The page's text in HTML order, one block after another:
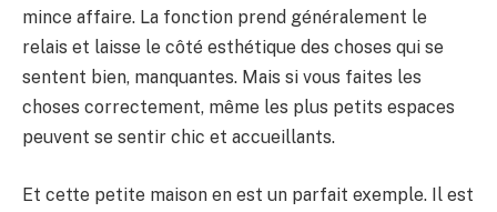
mince affaire. La fonction prend généralement le
relais et laisse le côté esthétique des choses qui se
sentent bien, manquantes. Mais si vous faites les
choses correctement, même les plus petits espaces
peuvent se sentir chic et accueillants.
Et cette petite maison en est un parfait exemple. Il est